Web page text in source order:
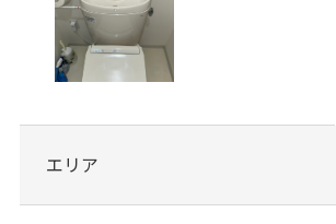
エリア